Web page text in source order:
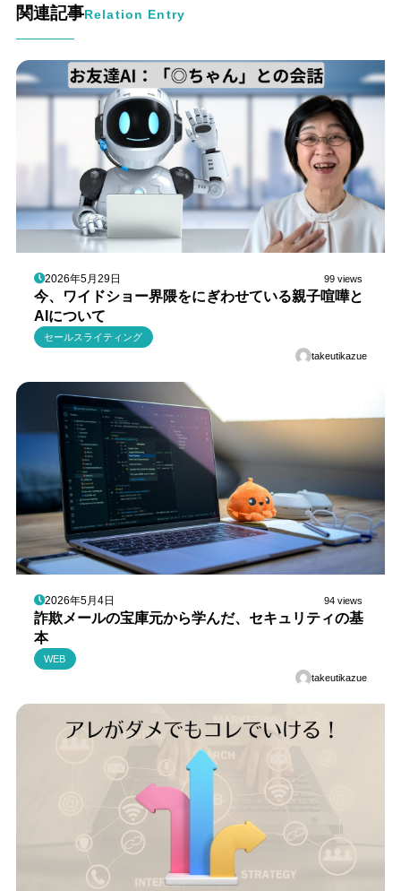
関連記事Relation Entry
2026年5月29日 99 views
今、ワイドショー界隈をにぎわせている親子喧嘩と
AIについて
セールスライティング
takeutikazue
2026年5月4日 94 views
詐欺メールの宝庫元から学んだ、セキュリティの基
本
WEB
takeutikazue